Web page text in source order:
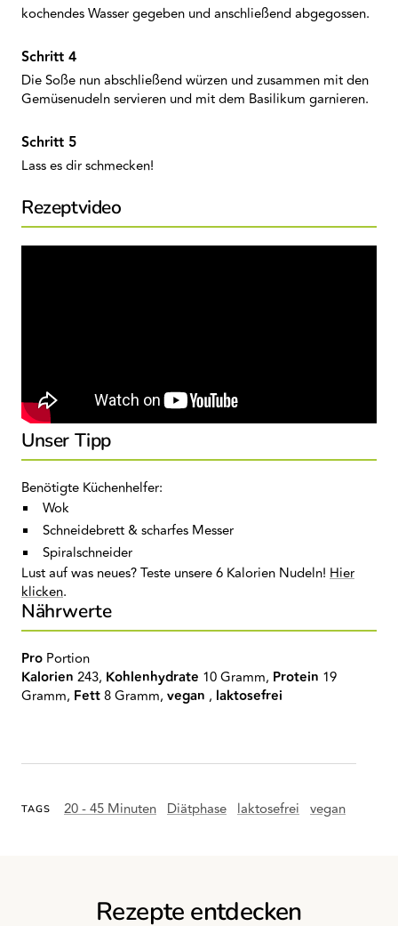
TAGS 20 - 45 Minuten Diätphase laktosefrei vegan
kochendes Wasser gegeben und anschließend abgegossen.
Die Soße nun abschließend würzen und zusammen mit den
Gemüsenudeln servieren und mit dem Basilikum garnieren.
Lass es dir schmecken!
Rezeptvideo
Unser Tipp
Benötigte Küchenhelfer:
Wok
Schneidebrett & scharfes Messer
Spiralschneider
Lust auf was neues? Teste unsere 6 Kalorien Nudeln! Hier
klicken.
Nährwerte
Pro Portion
Kalorien 243, Kohlenhydrate 10 Gramm, Protein 19
Gramm, Fett8 Gramm, vegan , laktosefrei
Rezepte entdecken